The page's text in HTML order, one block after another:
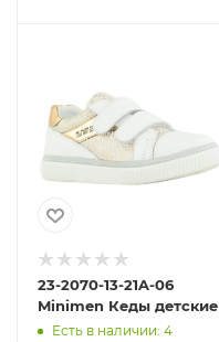
23-2070-13-21A-06
Minimen Кеды детские
Есть в наличии: 4